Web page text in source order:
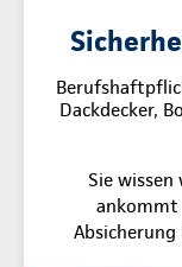
Dackdecker,
Sie wissen
ankommt